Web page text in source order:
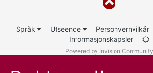
Språk Utseende Personvernvilkår
Informasjonskapsler
Powered by Invision Community